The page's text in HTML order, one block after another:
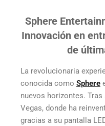
Sphere
Innovación en
de
La revolucionaria
conocida como Sphere
nuevos horizontes.
Vegas, donde ha
gracias a su pantalla